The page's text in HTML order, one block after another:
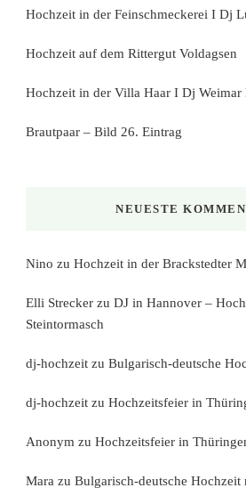
Hochzeit in der Feinschmeckerei I Dj
Hochzeit auf dem Rittergut Voldagsen
Hochzeit in der Villa Haar I Dj Weimar
Brautpaar – Bild 26. Eintrag
NEUESTE
Nino zu Hochzeit in der Brackstedter
Elli Strecker zu DJ in Hannover –
Steintormasch
dj-hochzeit zu Bulgarisch-deutsche
dj-hochzeit zu Hochzeitsfeier in
Anonym zu Hochzeitsfeier in
Mara zu Bulgarisch-deutsche Hochzeit